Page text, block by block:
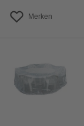
Merken